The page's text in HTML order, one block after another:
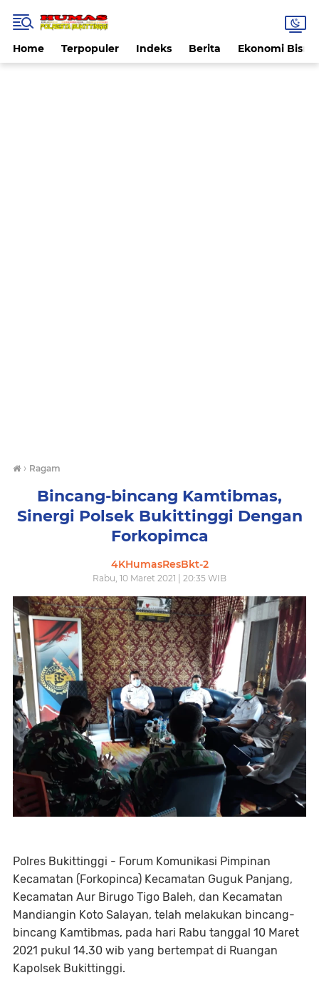
Home Terpopuler Indeks Berita Ekonomi Bisnis
› Ragam
Bincang-bincang Kamtibmas,
Sinergi Polsek Bukittinggi Dengan
Forkopimca
4KHumasResBkt-2
Rabu, 10 Maret 2021 | 20:35 WIB
Polres Bukittinggi - Forum Komunikasi Pimpinan
Kecamatan (Forkopinca) Kecamatan Guguk Panjang,
Kecamatan Aur Birugo Tigo Baleh, dan Kecamatan
Mandiangin Koto Salayan, telah melakukan bincang-
bincang Kamtibmas, pada hari Rabu tanggal 10 Maret
2021 pukul 14.30 wib yang bertempat di Ruangan
Kapolsek Bukittinggi.